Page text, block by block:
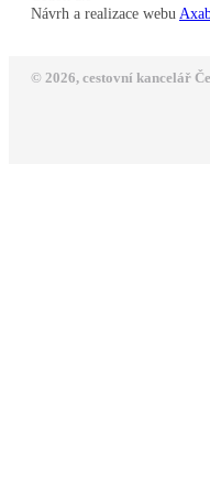
Návrh a realizace webu
© 2026, cestovní kancelář